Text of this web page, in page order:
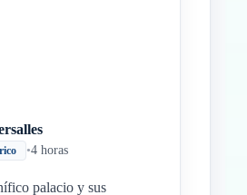
•4 horas
palacio y sus